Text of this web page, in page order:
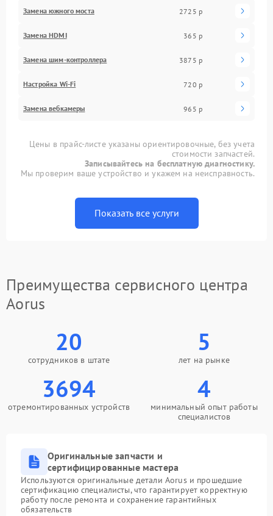
Замена южного моста 2725 р
Замена HDMI 365 р
Замена шим-контроллера 3875 р
Настройка Wi-Fi 720 р
Замена вебкамеры 965 р
Цены в прайс-листе указаны ориентировочные, без учета
стоимости запчастей.
Записывайтесь на бесплатную диагностику.
Мы проверим ваше устройство и укажем на неисправность.
Показать все услуги
Преимущества сервисного центра
Aorus
20
сотрудников в штате
5
лет на рынке
3694
отремонтированных устройств
4
минимальный опыт работы
специалистов
Оригинальные запчасти и
сертифицированные мастера
Используются оригинальные детали Aorus и прошедшие
сертификацию специалисты, что гарантирует корректную
работу после ремонта и сохранение гарантийных
обязательств